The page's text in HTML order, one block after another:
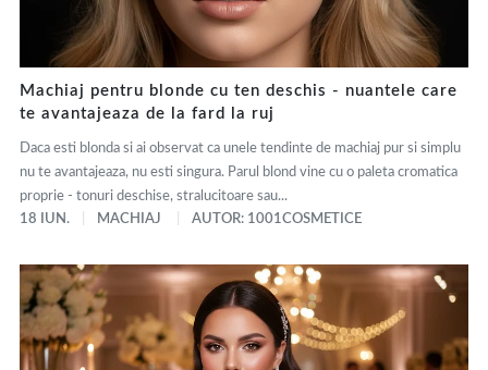
Machiaj pentru blonde cu ten deschis - nuantele care
te avantajeaza de la fard la ruj
Daca esti blonda si ai observat ca unele tendinte de machiaj pur si simplu
nu te avantajeaza, nu esti singura. Parul blond vine cu o paleta cromatica
proprie - tonuri deschise, stralucitoare sau...
18 IUN.
MACHIAJ AUTOR: 1001COSMETICE